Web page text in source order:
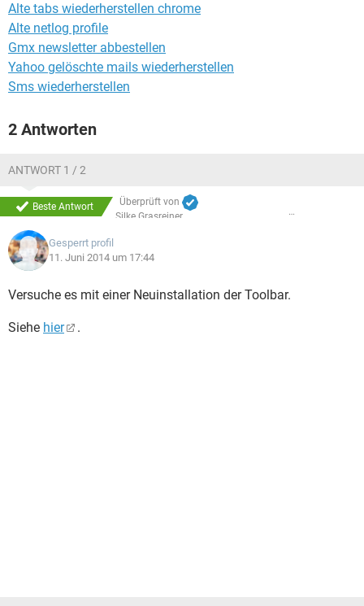
Alte tabs wiederherstellen chrome
Alte netlog profile
Gmx newsletter abbestellen
Yahoo gelöschte mails wiederherstellen
Sms wiederherstellen
2 Antworten
ANTWORT 1 / 2
Beste Antwort
Überprüft von
Silke Grasreiner
Gesperrt profil
11. Juni 2014 um 17:44
Versuche es mit einer Neuinstallation der Toolbar.
Siehe hier .